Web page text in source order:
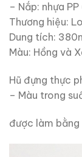
– Nắp: nhựa
Thương hiệu:
Dung tích:
Màu: Hồng và
Hũ đựng thực
– Màu trong
được làm bằng